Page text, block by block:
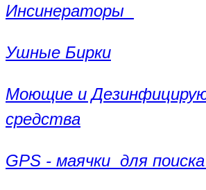
Инсинераторы
Ушные Бирки
Моющие и
средства
GPS - маячки для